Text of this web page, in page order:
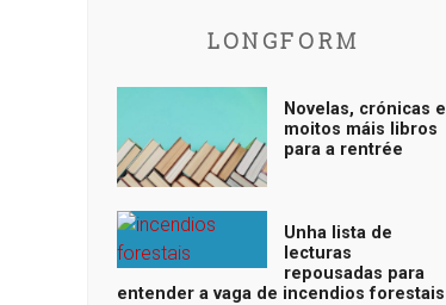
LONGFORM
Novelas, crónicas e
moitos máis libros
para a rentrée
Unha lista de
lecturas
repousadas para
entender a vaga de incendios forestais